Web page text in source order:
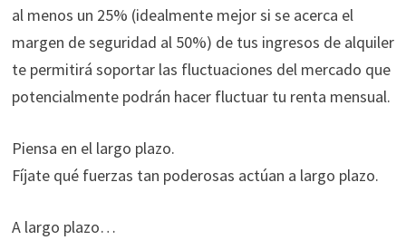
al menos un 25% (idealmente mejor si se acerca el
margen de seguridad al 50%) de tus ingresos de alquiler
te permitirá soportar las fluctuaciones del mercado que
potencialmente podrán hacer fluctuar tu renta mensual.
Piensa en el largo plazo.
Fíjate qué fuerzas tan poderosas actúan a largo plazo.
A largo plazo…